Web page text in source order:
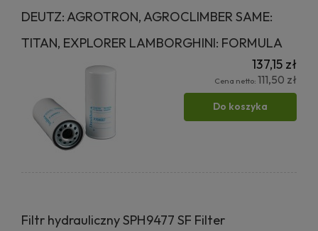
DEUTZ: AGROTRON, AGROCLIMBER SAME:
TITAN, EXPLORER LAMBORGHINI: FORMULA
137,15 zł
Cena netto: 111,50 zł
Do koszyka
Filtr hydrauliczny SPH9477 SF Filter